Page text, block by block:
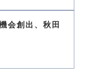
会創出、秋田